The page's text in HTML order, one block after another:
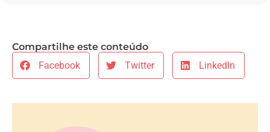
Compartilhe este conteúdo
Facebook
Twitter LinkedIn